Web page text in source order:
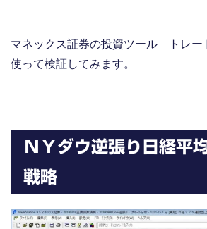
マネックス証券の投資ツール トレ
使って検証してみます。
ＮＹダウ逆張り日経平
戦略